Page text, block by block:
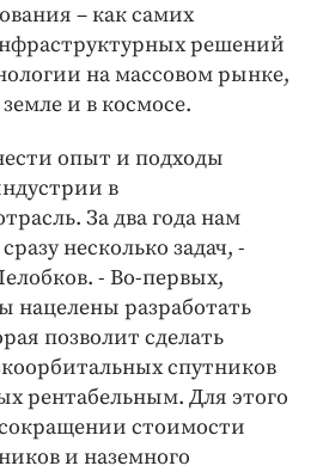
– как самих
решений
на массовом рынке,
и в космосе.
опыт и подходы
в
За два года нам
несколько задач, -
- Во-первых,
нацелены разработать
позволит сделать
спутников
рентабельным. Для этого
стоимости
и наземного